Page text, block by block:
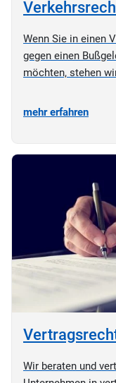
Wenn Sie in einen
gegen einen
möchten, stehen
mehr erfahren
Wir beraten und